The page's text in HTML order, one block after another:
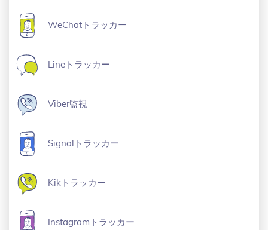
WeChatトラッカー
Lineトラッカー
Viber監視
Signalトラッカー
Kikトラッカー
Instagramトラッカー